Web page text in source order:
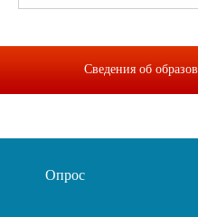
Сведения об
Опрос